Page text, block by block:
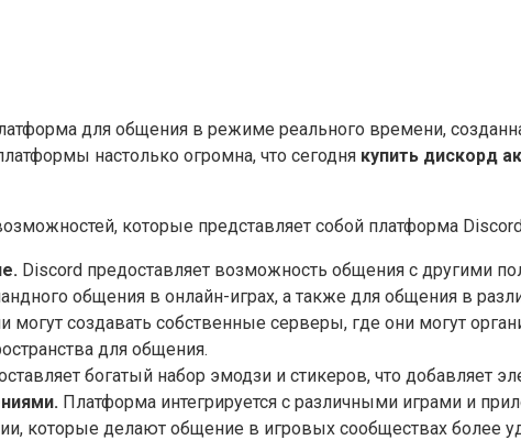
для общения в режиме реального времени,
настолько огромна, что сегодня купить дискорд
которые представляет собой платформа
Discord предоставляет возможность общения с другими
общения в онлайн-играх, а также для общения в
могут создавать собственные серверы, где они могут
для общения.
богатый набор эмодзи и стикеров, что
Платформа интегрируется с различными играми и
которые делают общение в игровых сообществах более